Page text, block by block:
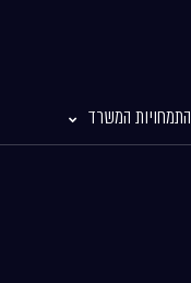
התמחויות המשרד